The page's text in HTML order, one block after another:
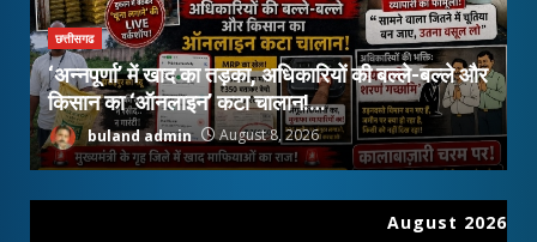
छत्तीसगढ
‘अन्नपूर्णा’ में खाद का तड़का, अधिकारियों की बल्ले-बल्ले और
किसान का ‘ऑनलाइन’ कटा चालान!…
buland admin August 8, 2026
August 2026